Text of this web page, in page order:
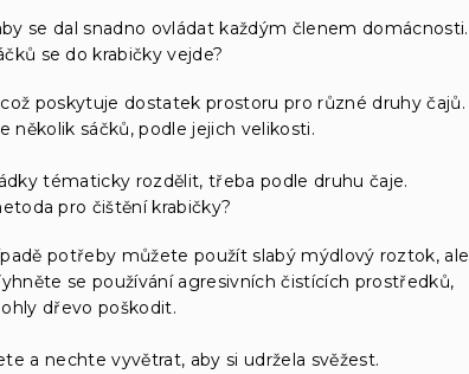
se dal snadno ovládat každým členem domácnosti.
se do krabičky vejde?
poskytuje dostatek prostoru pro různé druhy čajů.
několik sáčků, podle jejich velikosti.
tématicky rozdělit, třeba podle druhu čaje.
pro čištění krabičky?
potřeby můžete použít slabý mýdlový roztok, ale
se používání agresivních čistících prostředků,
dřevo poškodit.
a nechte vyvětrat, aby si udržela svěžest.